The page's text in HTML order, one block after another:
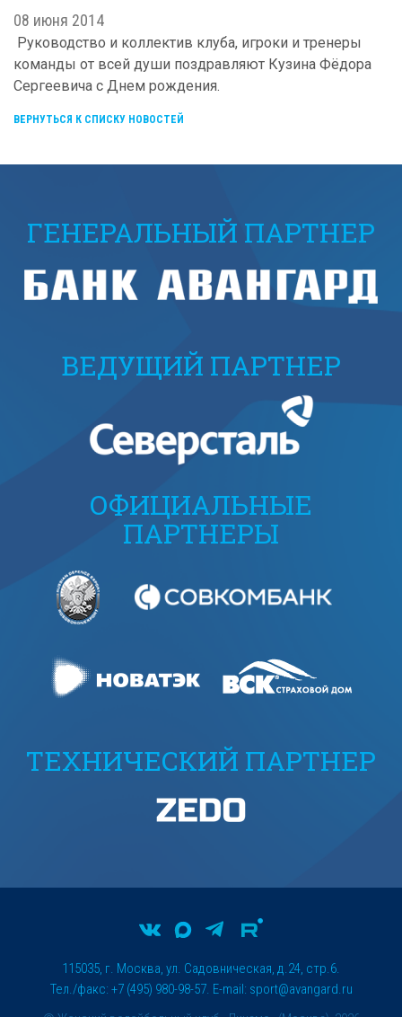
08 июня 2014
Руководство и коллектив клуба, игроки и тренеры
команды от всей души поздравляют Кузина Фёдора
Сергеевича с Днем рождения.
ВЕРНУТЬСЯ К СПИСКУ НОВОСТЕЙ
ГЕНЕРАЛЬНЫЙ ПАРТНЕР
ВЕДУЩИЙ ПАРТНЕР
ОФИЦИАЛЬНЫЕ
ПАРТНЕРЫ
ТЕХНИЧЕСКИЙ ПАРТНЕР
115035, г. Москва, ул. Садовническая, д.24, стр.6.
Тел./факс: +7 (495) 980-98-57. E-mail: sport@avangard.ru